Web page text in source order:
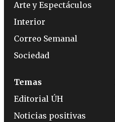
Arte y Espectáculos
Interior
Correo Semanal
Sociedad
Temas
Editorial ÚH
Noticias positivas